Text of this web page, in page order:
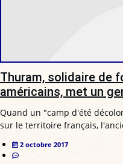
Thuram, solidaire de
américains, met un
Quand un "camp d'été
sur le territoire français,
2 octobre 2017